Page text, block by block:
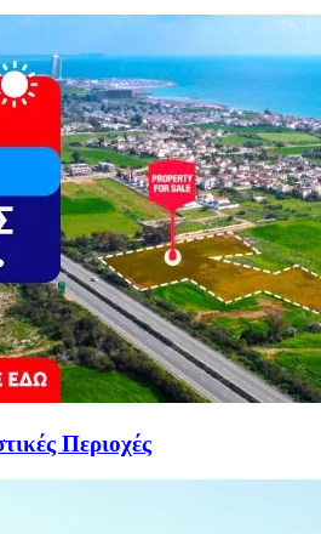
Περιοχές